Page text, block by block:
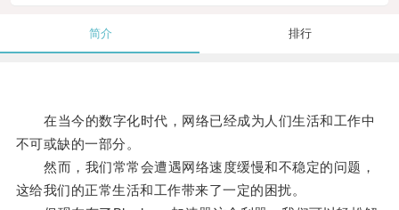
简介 排行
在当今的数字化时代，网络已经成为人们生活和工作中
不可或缺的一部分。
然而，我们常常会遭遇网络速度缓慢和不稳定的问题，
这给我们的正常生活和工作带来了一定的困扰。